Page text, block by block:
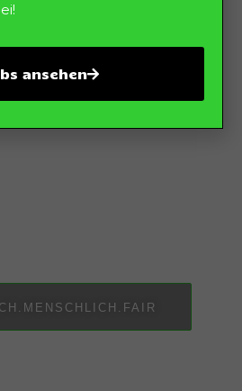
ansehen